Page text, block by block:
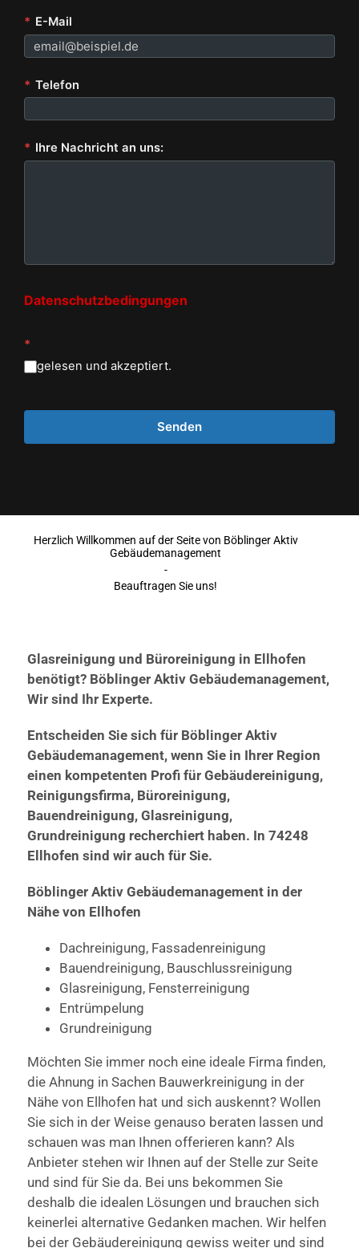
* E-Mail
* Telefon
* Ihre Nachricht an uns:
Datenschutzbedingungen
*
gelesen und akzeptiert.
Herzlich Willkommen auf der Seite von Böblinger Aktiv
Gebäudemanagement
-
Beauftragen Sie uns!
Glasreinigung und Büroreinigung in Ellhofen
benötigt? Böblinger Aktiv Gebäudemanagement,
Wir sind Ihr Experte.
Entscheiden Sie sich für Böblinger Aktiv
Gebäudemanagement, wenn Sie in Ihrer Region
einen kompetenten Profi für Gebäudereinigung,
Reinigungsfirma, Büroreinigung,
Bauendreinigung, Glasreinigung,
Grundreinigung recherchiert haben. In 74248
Ellhofen sind wir auch für Sie.
Böblinger Aktiv Gebäudemanagement in der
Nähe von Ellhofen
Dachreinigung, Fassadenreinigung
Bauendreinigung, Bauschlussreinigung
Glasreinigung, Fensterreinigung
Entrümpelung
Grundreinigung
Möchten Sie immer noch eine ideale Firma finden,
die Ahnung in Sachen Bauwerkreinigung in der
Nähe von Ellhofen hat und sich auskennt? Wollen
Sie sich in der Weise genauso beraten lassen und
schauen was man Ihnen offerieren kann? Als
Anbieter stehen wir Ihnen auf der Stelle zur Seite
und sind für Sie da. Bei uns bekommen Sie
deshalb die idealen Lösungen und brauchen sich
keinerlei alternative Gedanken machen. Wir helfen
bei der Gebäudereinigung gewiss weiter und sind